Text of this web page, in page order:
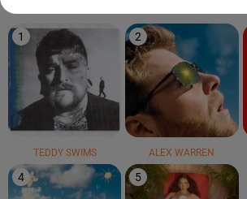
1
TEDDY SWIMS
2
ALEX WARREN
4 5